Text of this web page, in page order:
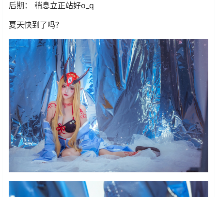
后期： 稍息立正站好o_q
夏天快到了吗？